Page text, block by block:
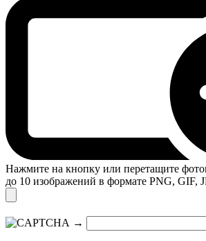
Нажмите на кнопку или перетащите
до 10 изображений в формате PNG, GIF,
→